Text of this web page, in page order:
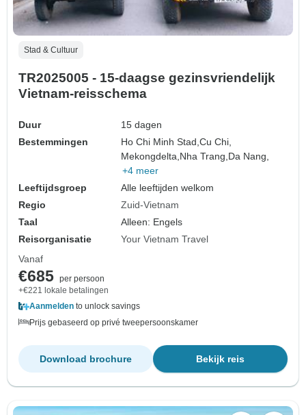
Stad & Cultuur
TR2025005 - 15-daagse gezinsvriendelijk
Vietnam-reisschema
Duur
15 dagen
Bestemmingen
Ho Chi Minh Stad,Cu Chi,
Mekongdelta, Nha Trang, Da Nang,
+4 meer
Leeftijdsgroep
Alle leeftijden welkom
Regio
Zuid-Vietnam
Taal
Alleen: Engels
Reisorganisatie
Your Vietnam Travel
Vanaf
€685 per persoon
+€221 lokale betalingen
Aanmelden to unlock savings
Prijs gebaseerd op privé tweepersoonskamer
Bekijk reis
Download brochure